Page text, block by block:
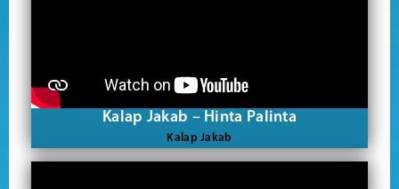
Kalap Jakab – Hinta Palinta
Kalap Jakab